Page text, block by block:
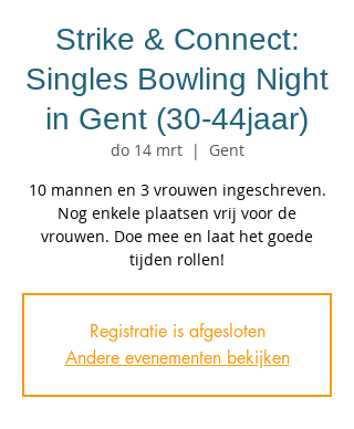
Strike & Connect:
Singles Bowling Night
in Gent (30-44jaar)
do 14 mrt
  |
Gent
10 mannen en 3 vrouwen ingeschreven.
Nog enkele plaatsen vrij voor de
vrouwen. Doe mee en laat het goede
tijden rollen!
Registratie is afgesloten
Andere evenementen bekijken